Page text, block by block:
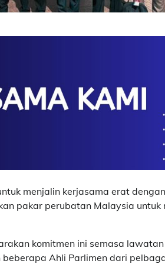
menjalin kerjasama erat
pakar perubatan Malaysia untuk
komitmen ini semasa
Ahli Parlimen dari